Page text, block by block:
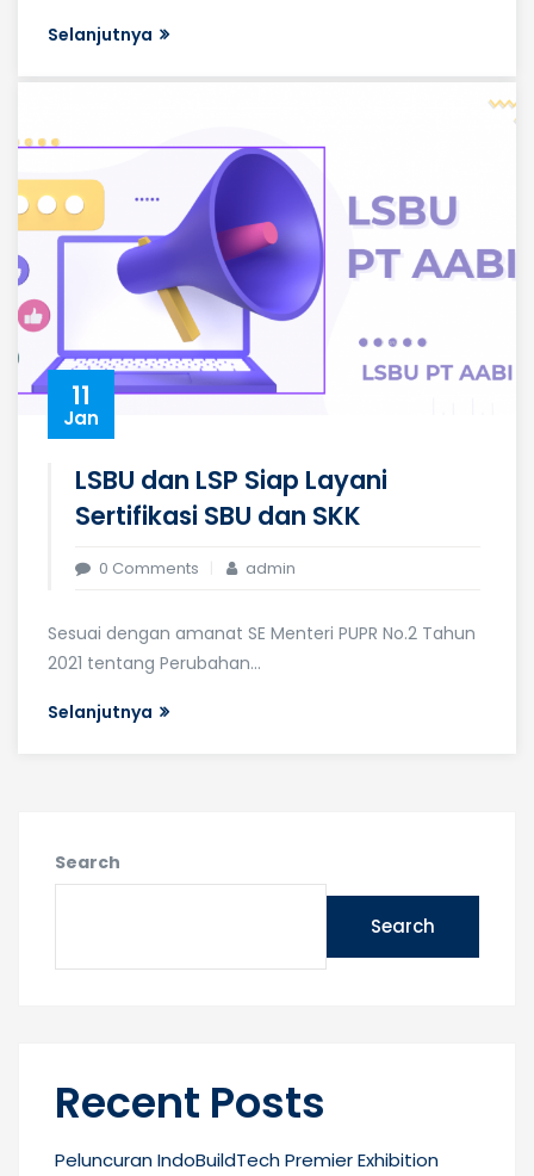
Selanjutnya
11
Jan
LSBU dan LSP Siap Layani
Sertifikasi SBU dan SKK
0 Comments admin
Sesuai dengan amanat SE Menteri PUPR No.2 Tahun
2021 tentang Perubahan...
Selanjutnya
Search
Search
Recent Posts
Peluncuran IndoBuildTech Premier Exhibition